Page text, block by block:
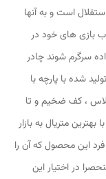
است و به آنها
بازی های خود در
سرگرم شوند چادر
شده با پارچه با
، کف ضخیم و تا
متریال به بازار
این محصول که آن را
در اختیار این